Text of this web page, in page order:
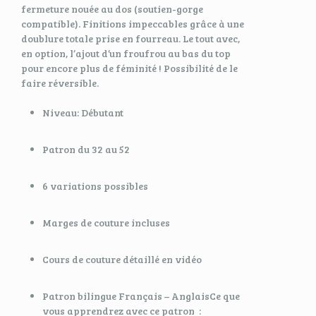
fermeture nouée au dos (soutien-gorge
compatible). Finitions impeccables grâce à une
doublure totale prise en fourreau. Le tout avec,
en option, l’ajout d’un froufrou au bas du top
pour encore plus de féminité ! Possibilité de le
faire réversible.
Niveau: Débutant
Patron du 32 au 52
6 variations possibles
Marges de couture incluses
Cours de couture détaillé en vidéo
Patron bilingue Français – AnglaisCe que
vous apprendrez avec ce patron :